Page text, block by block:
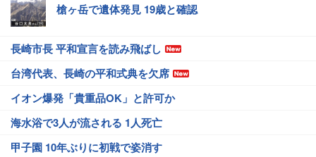
槍ヶ岳で遺体発見 19歳と確認
長崎市長 平和宣言を読み飛ばし
台湾代表、長崎の平和式典を欠席
イオン爆発「貴重品OK」と許可か
海水浴で3人が流される 1人死亡
甲子園 10年ぶりに初戦で姿消す